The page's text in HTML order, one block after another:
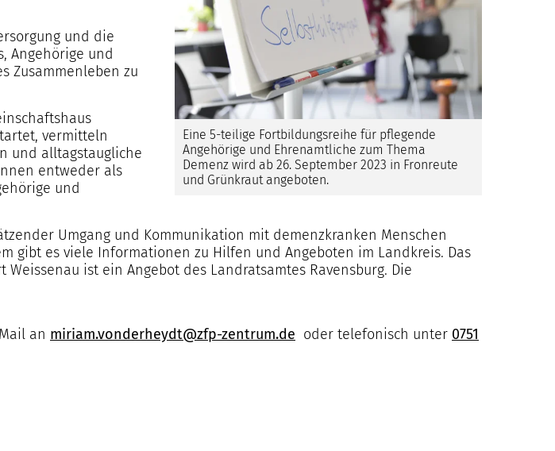
Eine 5-teilige Fortbildungsreihe für pflegende
Angehörige und Ehrenamtliche zum Thema
Demenz wird ab 26. September 2023 in Fronreute
und Grünkraut angeboten.
und die
Angehörige und
Zusammenleben zu
vermitteln
und alltagstaugliche
entweder als
und
Umgang und Kommunikation mit demenzkranken Menschen
gibt es viele Informationen zu Hilfen und Angeboten im Landkreis. Das
ist ein Angebot des Landratsamtes Ravensburg. Die
an miriam.vonderheydt@zfp-zentrum.de oder telefonisch unter 0751